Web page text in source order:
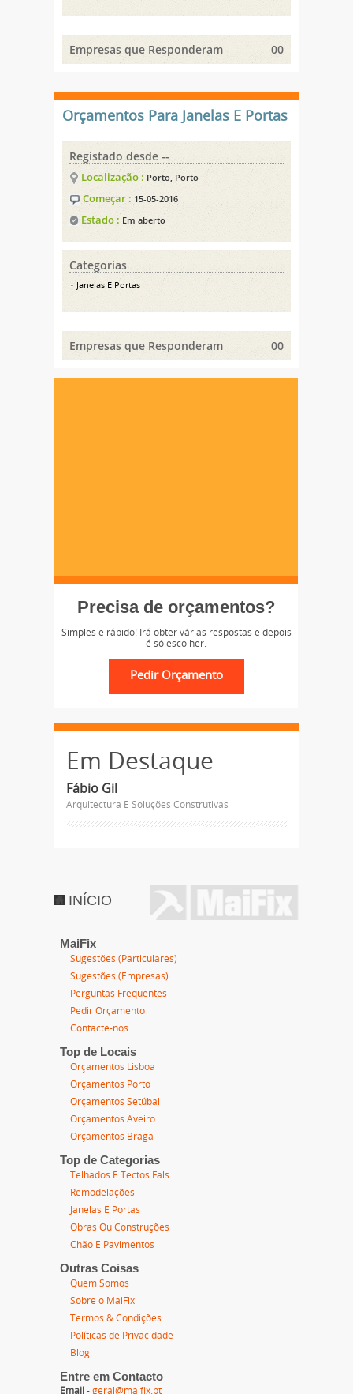
Empresas que Responderam 00
Orçamentos Para Janelas E Portas
Registado desde --
Localização : Porto, Porto
Começar : 15-05-2016
Estado : Em aberto
Categorias
Janelas E Portas
Empresas que Responderam 00
Precisa de orçamentos?
Simples e rápido! Irá obter várias respostas e depois
é só escolher.
Em Destaque
Fábio Gil
Arquitectura E Soluções Construtivas
INÍCIO
MaiFix
Sugestões (Particulares)
Sugestões (Empresas)
Perguntas Frequentes
Pedir Orçamento
Contacte-nos
Top de Locais
Orçamentos Lisboa
Orçamentos Porto
Orçamentos Setúbal
Orçamentos Aveiro
Orçamentos Braga
Top de Categorias
Telhados E Tectos Fals
Remodelações
Janelas E Portas
Obras Ou Construções
Chão E Pavimentos
Outras Coisas
Quem Somos
Sobre o MaiFix
Termos & Condições
Políticas de Privacidade
Blog
Entre em Contacto
Email - geral@maifix.pt